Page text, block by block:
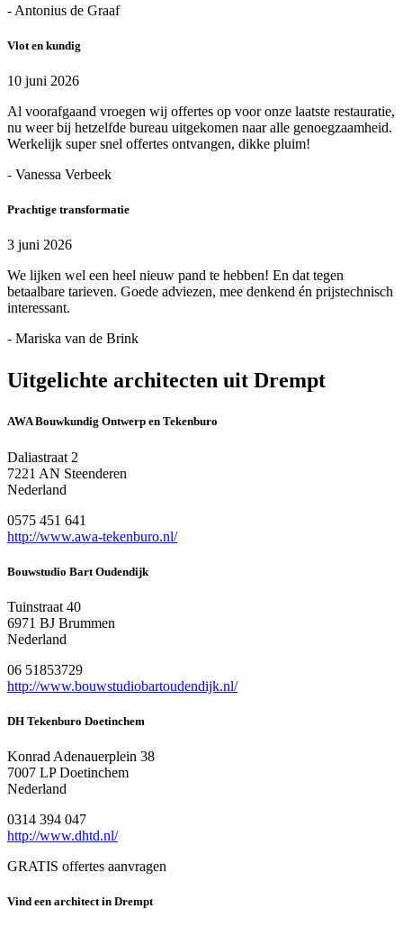
- Antonius de Graaf
Vlot en kundig
10 juni 2026
Al voorafgaand vroegen wij offertes op voor onze laatste restauratie,
nu weer bij hetzelfde bureau uitgekomen naar alle genoegzaamheid.
Werkelijk super snel offertes ontvangen, dikke pluim!
- Vanessa Verbeek
Prachtige transformatie
3 juni 2026
We lijken wel een heel nieuw pand te hebben! En dat tegen
betaalbare tarieven. Goede adviezen, mee denkend én prijstechnisch
interessant.
- Mariska van de Brink
Uitgelichte architecten uit Drempt
AWA Bouwkundig Ontwerp en Tekenburo
Daliastraat 2
7221 AN Steenderen
Nederland
0575 451 641
http://www.awa-tekenburo.nl/
Bouwstudio Bart Oudendijk
Tuinstraat 40
6971 BJ Brummen
Nederland
06 51853729
http://www.bouwstudiobartoudendijk.nl/
DH Tekenburo Doetinchem
Konrad Adenauerplein 38
7007 LP Doetinchem
Nederland
0314 394 047
http://www.dhtd.nl/
GRATIS offertes aanvragen
Vind een architect in Drempt